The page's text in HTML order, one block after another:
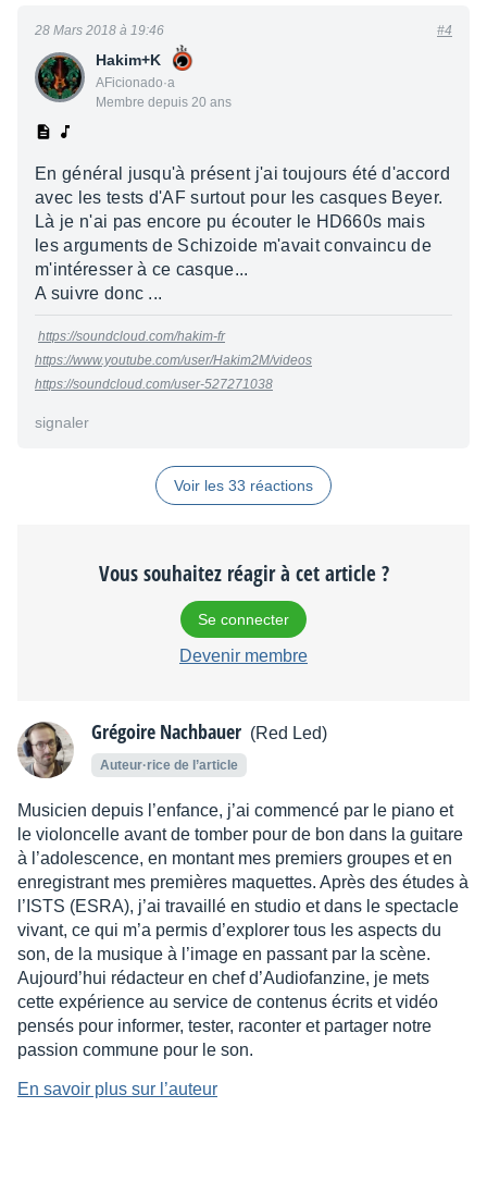
Hakim+K
AFicionado·a
Membre depuis 20 ans
28 Mars 2018 à 19:46 #4
En général jusqu'à présent j'ai toujours été d'accord
avec les tests d'AF surtout pour les casques Beyer.
Là je n'ai pas encore pu écouter le HD660s mais
les arguments de Schizoide m'avait convaincu de
m'intéresser à ce casque...
A suivre donc ...
https://soundcloud.com/hakim-fr
https://www.youtube.com/user/Hakim2M/videos
https://soundcloud.com/user-527271038
signaler
Voir les 33 réactions
Vous souhaitez réagir à cet article ?
Se connecter
Devenir membre
Grégoire Nachbauer (Red Led)
Auteur·rice de l’article
Musicien depuis l’enfance, j’ai commencé par le piano et
le violoncelle avant de tomber pour de bon dans la guitare
à l’adolescence, en montant mes premiers groupes et en
enregistrant mes premières maquettes. Après des études à
l’ISTS (ESRA), j’ai travaillé en studio et dans le spectacle
vivant, ce qui m’a permis d’explorer tous les aspects du
son, de la musique à l’image en passant par la scène.
Aujourd’hui rédacteur en chef d’Audiofanzine, je mets
cette expérience au service de contenus écrits et vidéo
pensés pour informer, tester, raconter et partager notre
passion commune pour le son.
En savoir plus sur l’auteur